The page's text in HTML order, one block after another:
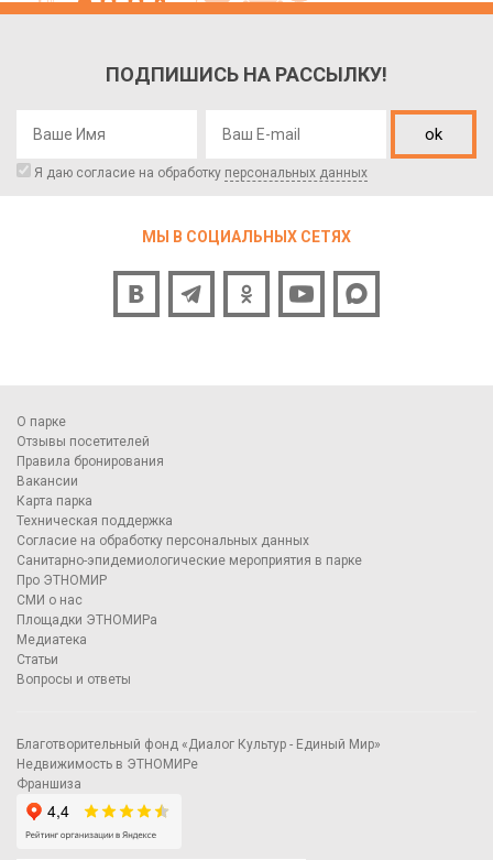
ПОДПИШИСЬ НА РАССЫЛКУ!
ok
Я даю согласие на обработку персональных данных
МЫ В СОЦИАЛЬНЫХ СЕТЯХ
О парке
Отзывы посетителей
Правила бронирования
Вакансии
Карта парка
Техническая поддержка
Согласие на обработку персональных данных
Санитарно-эпидемиологические мероприятия в парке
Про ЭТНОМИР
СМИ о нас
Площадки ЭТНОМИРа
Медиатека
Статьи
Вопросы и ответы
Благотворительный фонд «Диалог Культур - Единый Мир»
Недвижимость в ЭТНОМИРе
Франшиза